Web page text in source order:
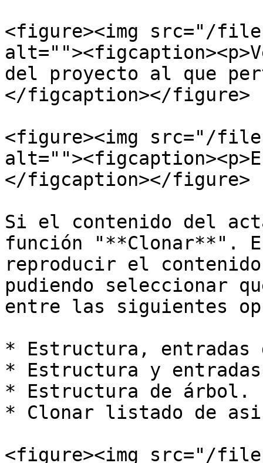
<figure><img src="/files/
del proyecto al que
</figcaption></figure>
<figure><img src="/files/
</figcaption></figure>
Si el contenido del
función "**Clonar**".
reproducir el
pudiendo seleccionar
entre las siguientes
* Estructura, entradas
* Estructura y
* Estructura de árbol.
* Clonar listado de
<figure><img src="/files/